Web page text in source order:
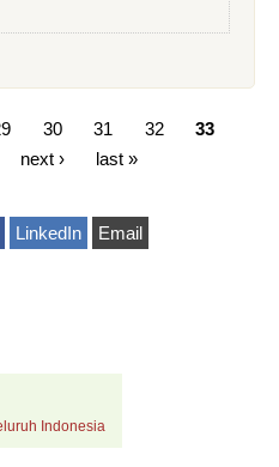
30 31 32
33
next › last »
LinkedIn Email
Indonesia